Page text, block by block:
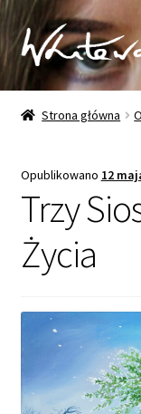
Przejdź
do
nawigacji
Przejdź
do
treści
Strona główna
Muzyka
Reprodukcje
Płyty CD i MP3
Ciekawostki
Kontakt
Strona główna
Opublikowano 12
Trzy
Życia